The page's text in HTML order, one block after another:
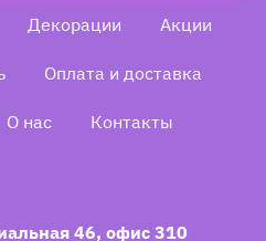
Декорации Акции
Оплата и доставка
О нас Контакты
46, офис 310